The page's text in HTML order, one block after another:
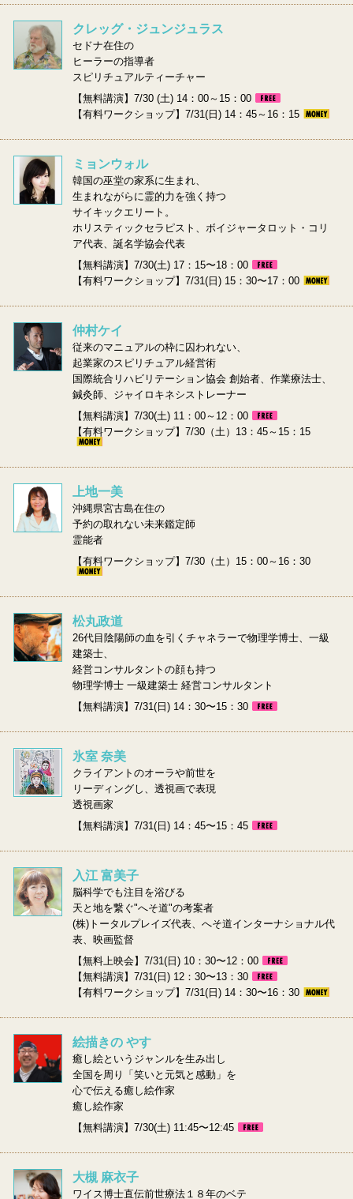
クレッグ・ジュンジュラス
セドナ在住の
ヒーラーの指導者
スピリチュアルティーチャー
【無料講演】7/30 (土) 14：00～15：00
【有料ワークショップ】7/31(日) 14：45～16：15
ミョンウォル
韓国の巫堂の家系に生まれ、
生まれながらに霊的力を強く持つ
サイキックエリート。
ホリスティックセラピスト、ボイジャータロット・コリ
ア代表、誕名学協会代表
【無料講演】7/30(土) 17：15〜18：00
【有料ワークショップ】7/31(日) 15：30〜17：00
仲村ケイ
従来のマニュアルの枠に囚われない、
起業家のスピリチュアル経営術
国際統合リハビリテーション協会 創始者、作業療法士、
鍼灸師、ジャイロキネシストレーナー
【無料講演】7/30(土) 11：00～12：00
【有料ワークショップ】7/30（土）13：45～15：15
上地一美
沖縄県宮古島在住の
予約の取れない未来鑑定師
霊能者
【有料ワークショップ】7/30（土）15：00～16：30
松丸政道
26代目陰陽師の血を引くチャネラーで物理学博士、一級
建築士、
経営コンサルタントの顔も持つ
物理学博士 一級建築士 経営コンサルタント
【無料講演】7/31(日) 14：30〜15：30
氷室 奈美
クライアントのオーラや前世を
リーディングし、透視画で表現
透視画家
【無料講演】7/31(日) 14：45〜15：45
入江 富美子
脳科学でも注目を浴びる
天と地を繋ぐ"へそ道"の考案者
(株)トータルプレイズ代表、へそ道インターナショナル代
表、映画監督
【無料上映会】7/31(日) 10：30〜12：00
【無料講演】7/31(日) 12：30〜13：30
【有料ワークショップ】7/31(日) 14：30〜16：30
絵描きの やす
癒し絵というジャンルを生み出し
全国を周り「笑いと元気と感動」を
心で伝える癒し絵作家
癒し絵作家
【無料講演】7/30(土) 11:45〜12:45
大槻 麻衣子
ワイス博士直伝前世療法１８年のベテ